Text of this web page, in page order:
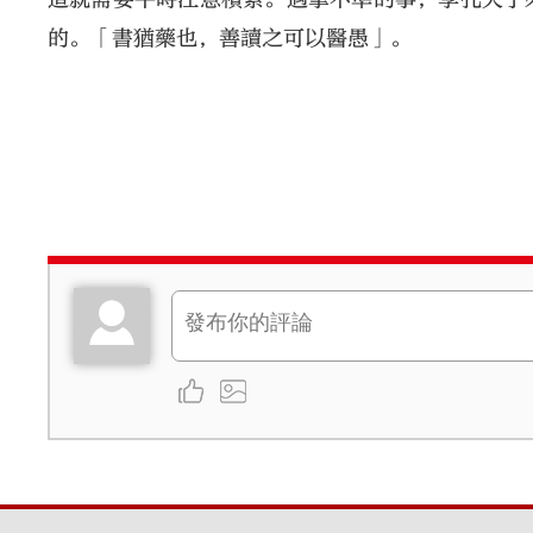
的。「書猶藥也，善讀之可以醫愚」。